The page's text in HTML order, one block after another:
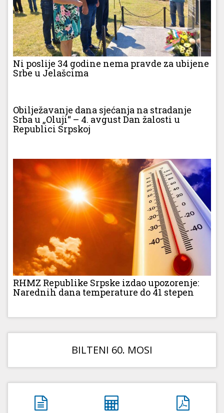
Ni poslije 34 godine nema pravde za ubijene
Srbe u Jelašcima
Obilježavanje dana sjećanja na stradanje
Srba u „Oluji“ – 4. avgust Dan žalosti u
Republici Srpskoj
RHMZ Republike Srpske izdao upozorenje:
Narednih dana temperature do 41 stepen
BILTENI 60. MOSI